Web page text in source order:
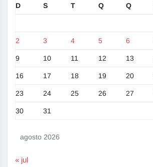
agosto 2026
D S T Q Q
2 3 4 5 6
9 10 11 12 13
16 17 18 19 20
23 24 25 26 27
30 31
« jul